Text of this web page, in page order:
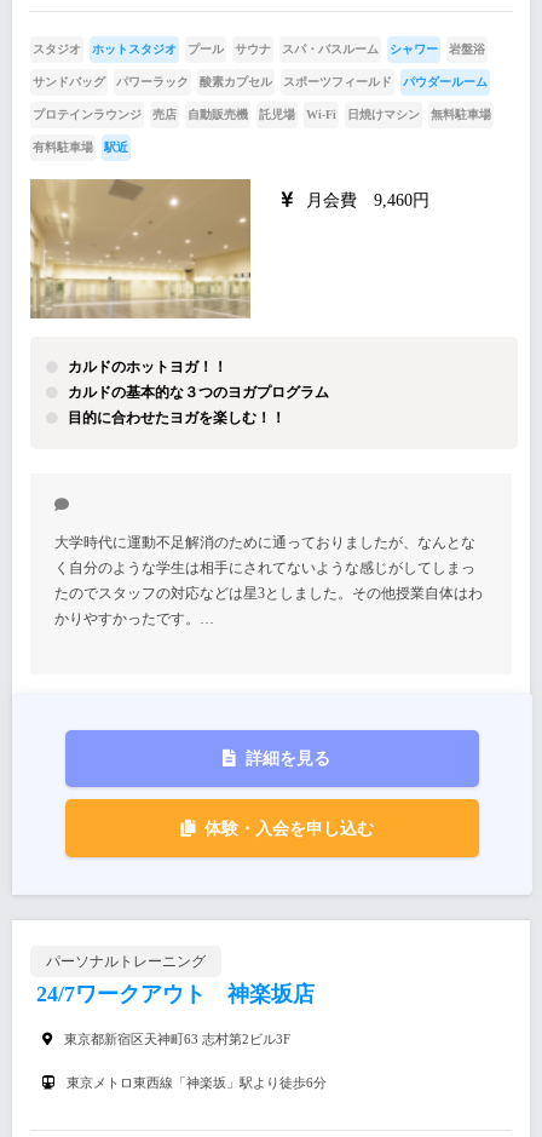
スタジオ ホットスタジオ プール サウナ スパ・バスルーム シャワー 岩盤浴
サンドバッグ パワーラック 酸素カプセル スポーツフィールド パウダールーム
プロテインラウンジ 売店 自動販売機 託児場 Wi-Fi 日焼けマシン 無料駐車場
有料駐車場 駅近
月会費 9,460円
カルドのホットヨガ！！
カルドの基本的な３つのヨガプログラム
目的に合わせたヨガを楽しむ！！
大学時代に運動不足解消のために通っておりましたが、なんとな
く自分のような学生は相手にされてないような感じがしてしまっ
たのでスタッフの対応などは星3としました。その他授業自体はわ
かりやすかったです。…
詳細を見る
体験・入会を申し込む
パーソナルトレーニング
24/7ワークアウト 神楽坂店
東京都新宿区天神町63 志村第2ビル3F
東京メトロ東西線「神楽坂」駅より徒歩6分